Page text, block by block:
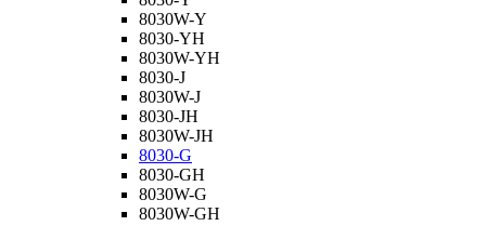
8030W-Y
8030-YH
8030W-YH
8030-J
8030W-J
8030-JH
8030W-JH
8030-G
8030-GH
8030W-G
8030W-GH